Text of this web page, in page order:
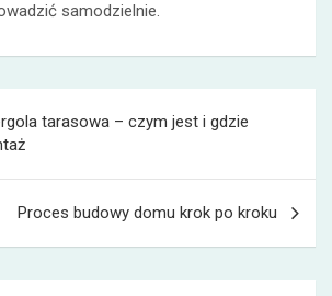
samodzielnie.
tarasowa – czym jest i gdzie
Proces budowy domu krok po kroku